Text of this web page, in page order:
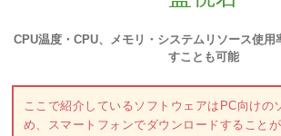
CPU温度・CPU、メモリ・システムリソース使用
すことも可能
ここで紹介しているソフトウェアはPC向けの
め、スマートフォンでダウンロードすることが